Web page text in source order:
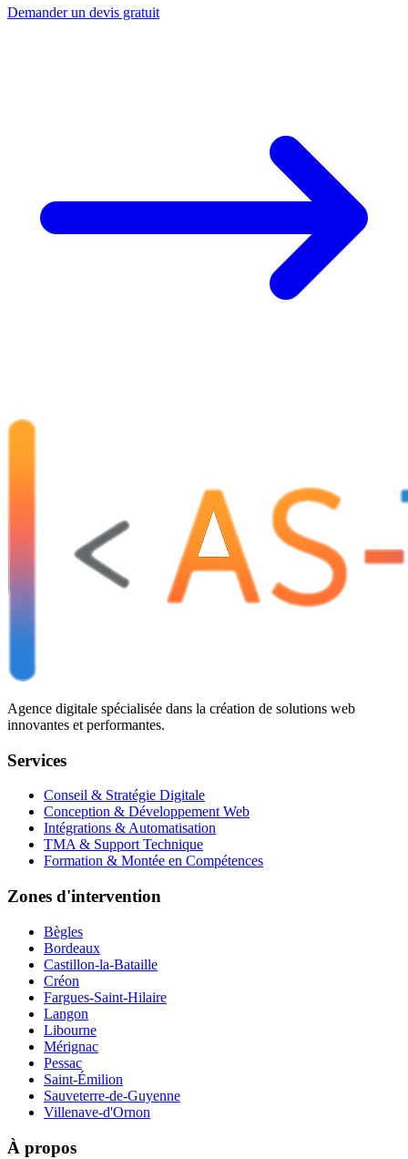
Demander un devis gratuit
Agence digitale spécialisée dans la création de solutions web
innovantes et performantes.
Services
Conseil & Stratégie Digitale
Conception & Développement Web
Intégrations & Automatisation
TMA & Support Technique
Formation & Montée en Compétences
Zones d'intervention
Bègles
Bordeaux
Castillon-la-Bataille
Créon
Fargues-Saint-Hilaire
Langon
Libourne
Mérignac
Pessac
Saint-Émilion
Sauveterre-de-Guyenne
Villenave-d'Ornon
À propos